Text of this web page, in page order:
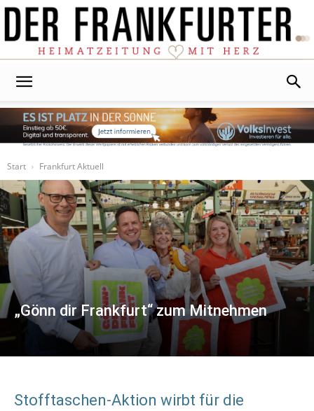
Start
Frankfurt Aktuell
„Gönn dir Frankfurt“ zum Mitnehmen
Stofftaschen-Aktion wirbt für die